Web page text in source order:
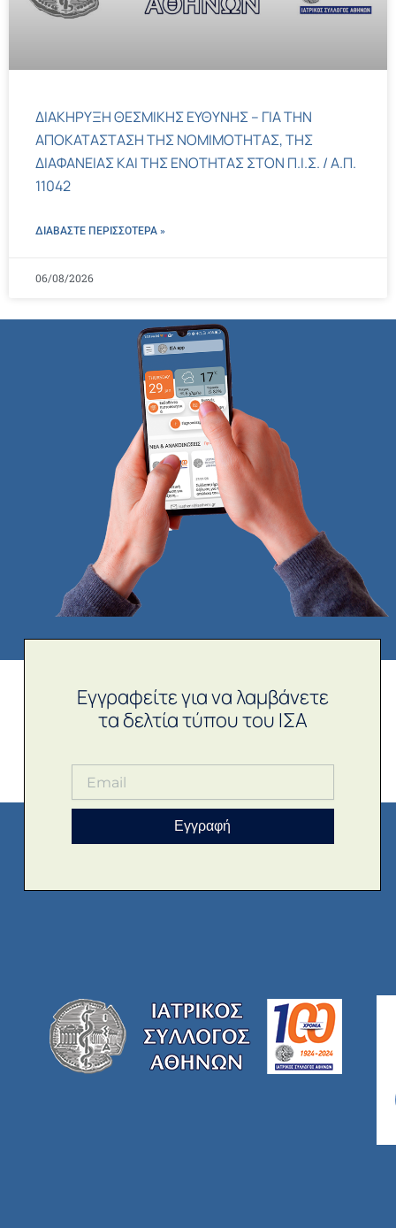
ΔΙΑΚΗΡΥΞΗ ΘΕΣΜΙΚΗΣ ΕΥΘΥΝΗΣ – ΓΙΑ ΤΗΝ
ΑΠΟΚΑΤΑΣΤΑΣΗ ΤΗΣ ΝΟΜΙΜΟΤΗΤΑΣ, ΤΗΣ
ΔΙΑΦΑΝΕΙΑΣ ΚΑΙ ΤΗΣ ΕΝΟΤΗΤΑΣ ΣΤΟΝ Π.Ι.Σ. / Α.Π.
11042
ΔΙΑΒΑΣΤΕ ΠΕΡΙΣΣΌΤΕΡΑ »
06/08/2026
Εγγραφείτε για να λαμβάνετε
τα δελτία τύπου του ΙΣΑ
Εγγραφή